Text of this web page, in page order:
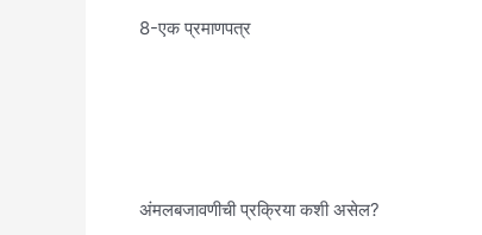
8-एक प्रमाणपत्र
अंमलबजावणीची प्रक्रिया कशी असेल?